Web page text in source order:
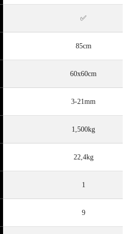
✅
85cm
60x60cm
3-21mm
1,500kg
22,4kg
1
9